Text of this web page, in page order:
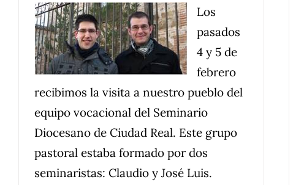
Los
pasados
4 y 5 de
febrero
recibimos la visita a nuestro pueblo del
equipo vocacional del Seminario
Diocesano de Ciudad Real. Este grupo
pastoral estaba formado por dos
seminaristas: Claudio y José Luis.